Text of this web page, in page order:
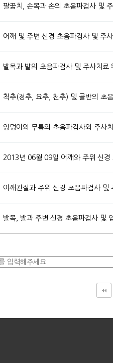
팔꿈치, 손목과 손의 초음파검사 및
어깨 및 주변 신경 초음파검사 및 주
발목과 발의 초음파검사 및 주사치료
척추(경추, 요추, 천추) 및 골반의 초
엉덩이와 무릎의 초음파검사와 주사
2013년 06월 09일 어깨와 주위 신
어깨관절과 주위 신경 초음파검사 및
발목, 발과 주변 신경 초음파검사 및